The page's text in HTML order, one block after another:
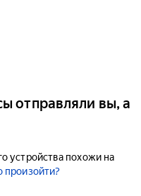
отправляли вы, а
устройства похожи на
произойти?